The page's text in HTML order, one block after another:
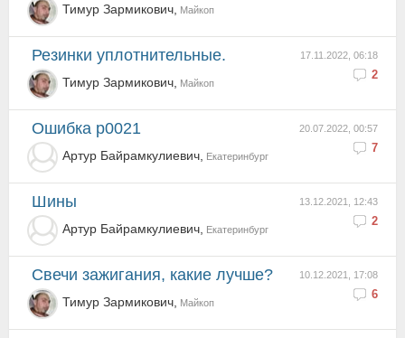
Тимур Зармикович, Майкоп
17.11.2022, 06:18
2
Резинки уплотнительные.
Тимур Зармикович, Майкоп
20.07.2022, 00:57
7
Ошибка p0021
Артур Байрамкулиевич, Екатеринбург
13.12.2021, 12:43
2
Шины
Артур Байрамкулиевич, Екатеринбург
10.12.2021, 17:08
6
Свечи зажигания, какие лучше?
Тимур Зармикович, Майкоп